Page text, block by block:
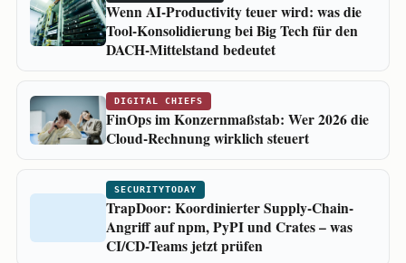
Wenn AI-Productivity teuer wird: was die
Tool-Konsolidierung bei Big Tech für den
DACH-Mittelstand bedeutet
DIGITAL CHIEFS
FinOps im Konzernmaßstab: Wer 2026 die
Cloud-Rechnung wirklich steuert
SECURITYTODAY
TrapDoor: Koordinierter Supply-Chain-
Angriff auf npm, PyPI und Crates – was
CI/CD-Teams jetzt prüfen